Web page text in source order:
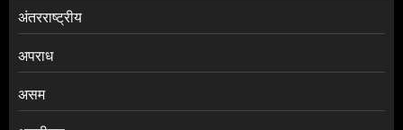
अंतरराष्ट्रीय
अपराध
असम